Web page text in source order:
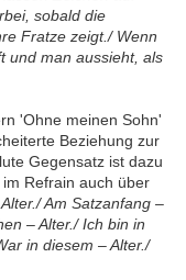
sobald die
Fratze zeigt./ Wenn
und man aussieht, als
'Ohne meinen Sohn'
Beziehung zur
Gegensatz ist dazu
Refrain auch über
Am Satzanfang –
– Alter./ Ich bin in
in diesem – Alter./